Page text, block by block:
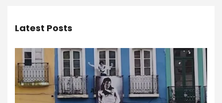
Latest Posts